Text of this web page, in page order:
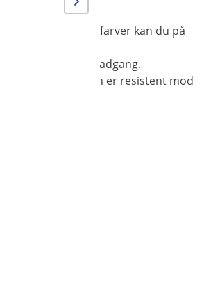
forskellige farver kan du på
uvedkommende adgang.
Lakeringen er resistent mod